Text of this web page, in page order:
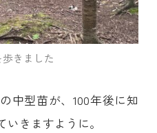
きました
中型苗が、100年後に知
きますように。